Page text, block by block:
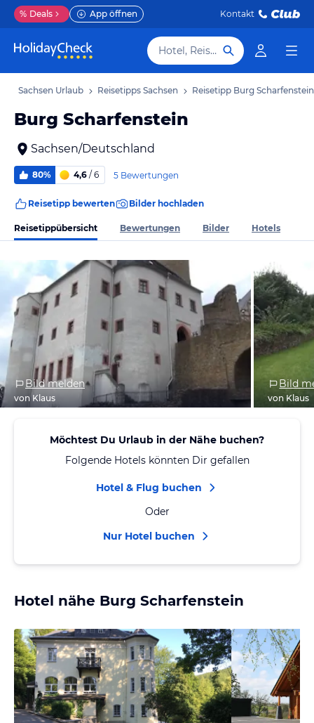
% Deals App öffnen Kontakt
Hotel, Reiseziel
Sachsen Urlaub Reisetipps Sachsen Reisetipp Burg Scharfenstein
Burg Scharfenstein
Sachsen/Deutschland
80% 4,6 / 6 5 Bewertungen
Reisetipp bewerten Bilder hochladen
Reisetippübersicht Bewertungen Bilder Hotels
Bild melden
von Klaus
Bild
von Klaus
Möchtest Du Urlaub in der Nähe buchen?
Folgende Hotels könnten Dir gefallen
Hotel & Flug buchen
Oder
Nur Hotel buchen
Hotel nähe Burg Scharfenstein